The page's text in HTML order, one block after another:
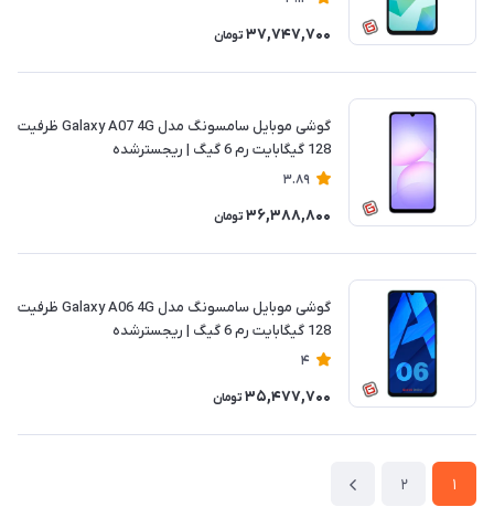
37,747,700 تومان
گوشی موبایل سامسونگ مدل Galaxy A07 4G ظرفیت
128 گیگابایت رم 6 گیگ | ریجسترشده
3.89
36,388,800 تومان
گوشی موبایل سامسونگ مدل Galaxy A06 4G ظرفیت
128 گیگابایت رم 6 گیگ | ریجسترشده
4
35,477,700 تومان
1
2